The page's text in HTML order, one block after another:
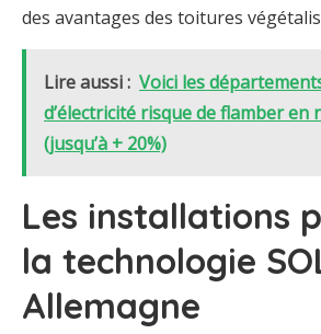
des avantages des toitures
Lire aussi : Voici les
d’électricité risque de flamber en
(jusqu’à + 20%)
Les installations
la technologie
Allemagne